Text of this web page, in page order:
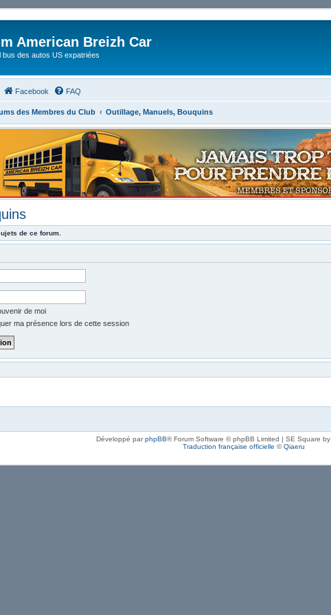
American Breizh Car
bus des autos US expatriées
Facebook FAQ
des Membres du Club Outillage, Manuels, Bouquins
de ce forum.
de moi
ma présence lors de cette session
Développé parphpBB® Forum Software © phpBB Limited | SE Square by
Traduction française officielle ©Qiaeru